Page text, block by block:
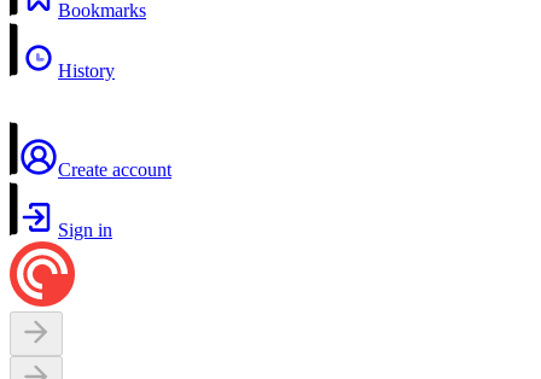
Bookmarks
History
Create account
Sign in